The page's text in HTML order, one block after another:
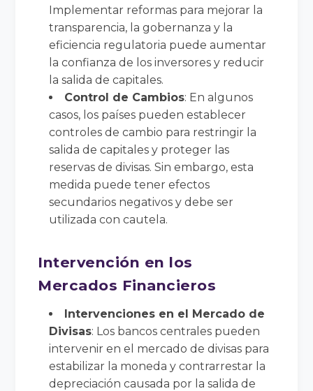
Implementar reformas para mejorar la
transparencia, la gobernanza y la
eficiencia regulatoria puede aumentar
la confianza de los inversores y reducir
la salida de capitales.
Control de Cambios: En algunos
casos, los países pueden establecer
controles de cambio para restringir la
salida de capitales y proteger las
reservas de divisas. Sin embargo, esta
medida puede tener efectos
secundarios negativos y debe ser
utilizada con cautela.
Intervención en los
Mercados Financieros
Intervenciones en el Mercado de
Divisas: Los bancos centrales pueden
intervenir en el mercado de divisas para
estabilizar la moneda y contrarrestar la
depreciación causada por la salida de